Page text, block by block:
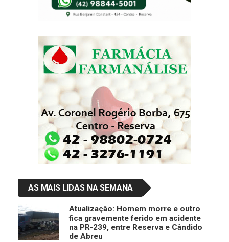
AS MAIS LIDAS NA SEMANA
Atualização: Homem morre e outro
fica gravemente ferido em acidente
na PR-239, entre Reserva e Cândido
de Abreu